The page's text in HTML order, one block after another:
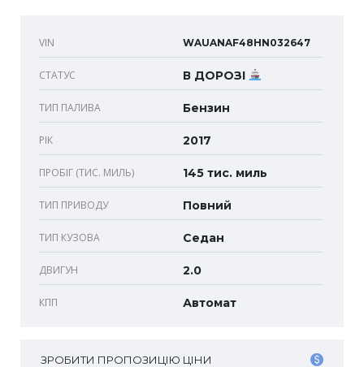
VIN WAUANAF48HN032647
СТАТУС В ДОРОЗІ
ТИП ПАЛИВА Бензин
РІК 2017
ПРОБІГ (ТИС. МИЛЬ) 145 тис. миль
ТИП ПРИВОДУ Повний
ТИП КУЗОВА Седан
ДВИГУН 2.0
КПП Автомат
ЗРОБИТИ ПРОПОЗИЦІЮ ЦІНИ